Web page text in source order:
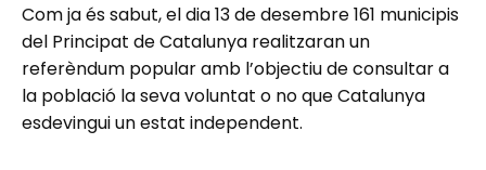
Com ja és sabut, el dia 13 de desembre 161 municipis
del Principat de Catalunya realitzaran un
referèndum popular amb l’objectiu de consultar a
la població la seva voluntat o no que Catalunya
esdevingui un estat independent.